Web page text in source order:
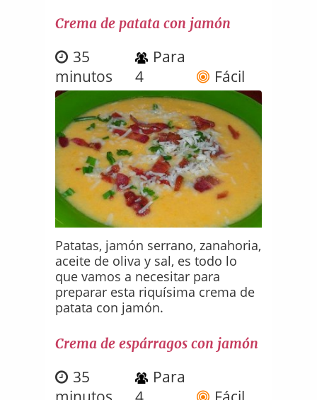
Crema de patata con jamón
35
minutos
Para
4
Fácil
Patatas, jamón serrano, zanahoria,
aceite de oliva y sal, es todo lo
que vamos a necesitar para
preparar esta riquísima crema de
patata con jamón.
Crema de espárragos con jamón
35
Para